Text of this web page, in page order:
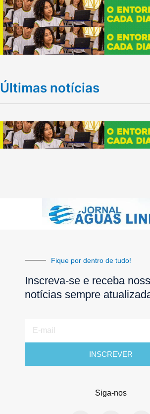
Últimas notícias
Fique por dentro de tudo!
Inscreva-se e receba
notícias sempre
mail
INSCREVER
Siga-nos